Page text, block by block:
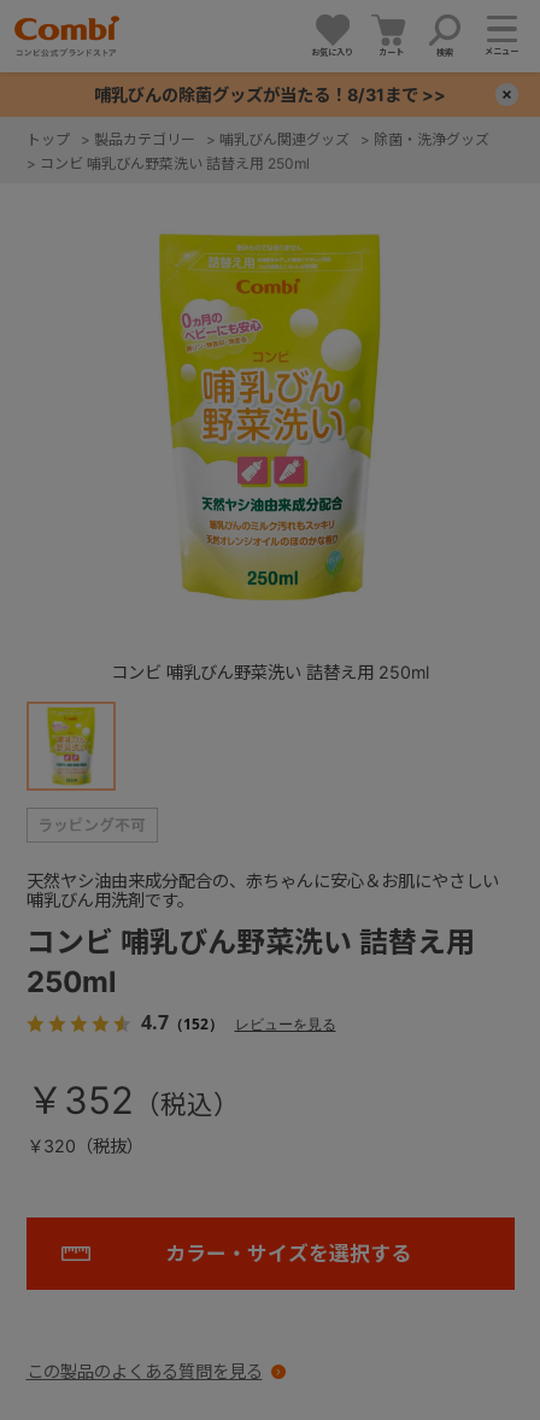
お気に入り カート 検索 メニュー
哺乳びんの除菌グッズが当たる！8/31まで >>
トップ > 製品カテゴリー > 哺乳びん関連グッズ > 除菌・洗浄グッズ
> コンビ 哺乳びん野菜洗い 詰替え用 250ml
コンビ 哺乳びん野菜洗い 詰替え用 250ml
コンビ 哺乳びん野菜洗い 詰替え用
250ml
4.7（152） レビューを見る
天然ヤシ油由来成分配合の、赤ちゃんに安心＆お肌にやさしい
哺乳びん用洗剤です。
￥352
￥320（税抜）
カラー・サイズを選択する
この製品のよくある質問を見る